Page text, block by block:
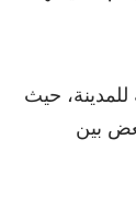
حيث
بين